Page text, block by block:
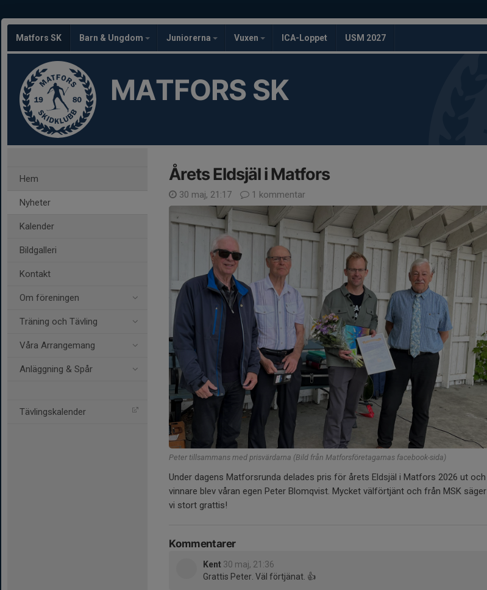
Matfors SK Barn & Ungdom Juniorerna Vuxen ICA-Loppet USM 2027
MATFORS SK
Hem
Nyheter
Kalender
Bildgalleri
Kontakt
Om föreningen
Träning och Tävling
Våra Arrangemang
Anläggning & Spår
Tävlingskalender
Årets Eldsjäl i Matfors
30 maj, 21:17 1 kommentar
Peter tillsammans med prisvärdarna (Bild från Matforsföretagarnas facebook-sida)
Under dagens Matforsrunda delades pris för årets Eldsjäl i Matfors 2026 ut och
vinnare blev våran egen Peter Blomqvist. Mycket välförtjänt och från MSK säger
vi stort grattis!
Kommentarer
Kent 30 maj, 21:36
Grattis Peter. Väl förtjänat. 👍